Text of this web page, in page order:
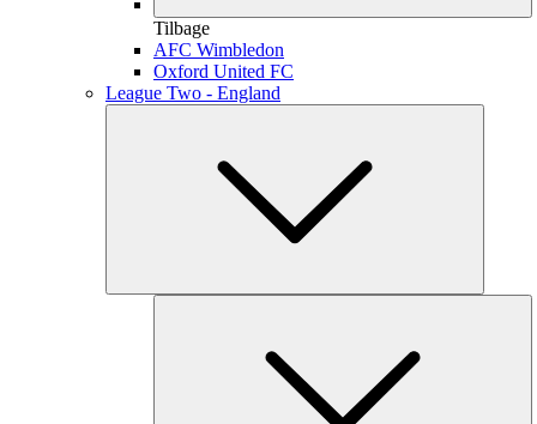
Tilbage
AFC Wimbledon
Oxford United FC
League Two - England